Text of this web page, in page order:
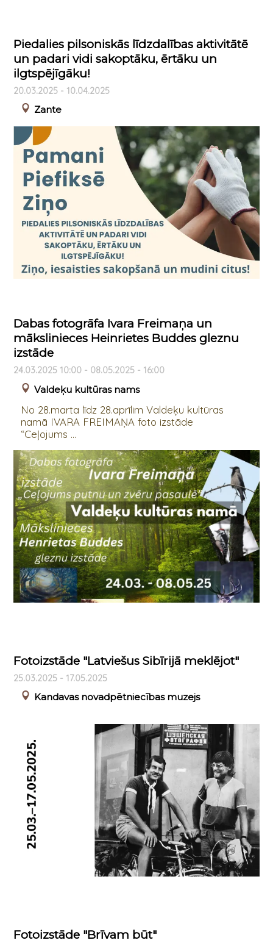
Piedalies pilsoniskās līdzdalības aktivitātē
un padari vidi sakoptāku, ērtāku un
ilgtspējīgāku!
20.03.2025 - 10.04.2025
Zante
Dabas fotogrāfa Ivara Freimaņa un
mākslinieces Heinrietes Buddes gleznu
izstāde
24.03.2025 10:00 - 08.05.2025 - 16:00
Valdeķu kultūras nams
No 28.marta līdz 28.aprīlim Valdeķu kultūras
namā IVARA FREIMAŅA foto izstāde
“Ceļojums ...
Fotoizstāde "Latviešus Sibīrijā meklējot"
25.03.2025 - 17.05.2025
Kandavas novadpētniecības muzejs
Fotoizstāde "Brīvam būt"